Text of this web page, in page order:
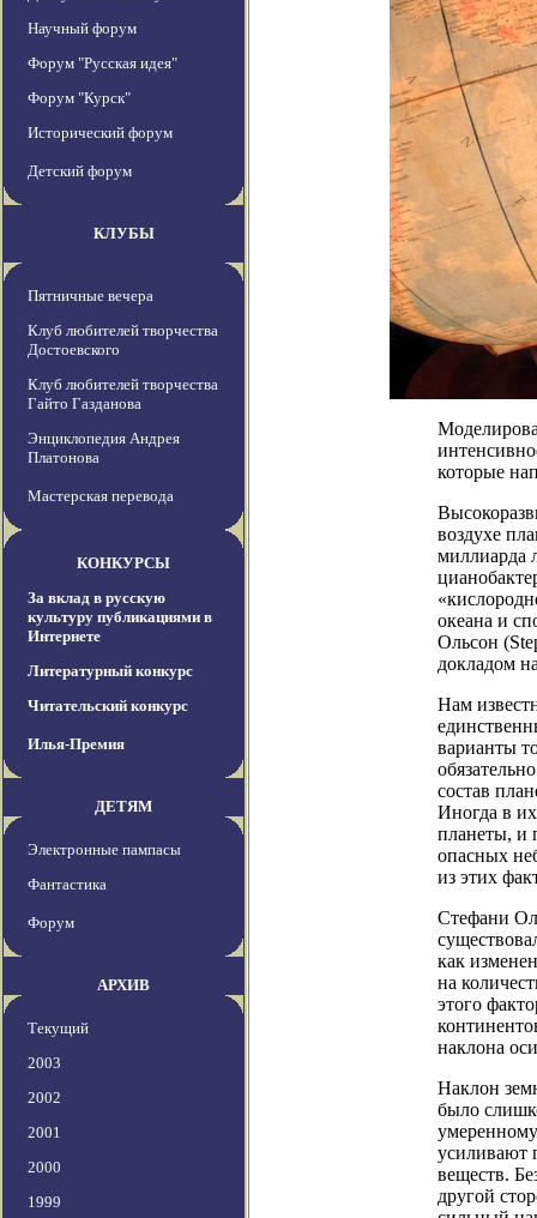
Научный форум
Форум "Русская идея"
Форум "Курск"
Исторический форум
Детский форум
КЛУБЫ
Пятничные вечера
Клуб любителей творчества
Достоевского
Клуб любителей творчества
Гайто Газданова
Энциклопедия Андрея
Платонова
Мастерская перевода
КОНКУРСЫ
За вклад в русскую
культуру публикациями в
Интернете
Литературный конкурс
Читательский конкурс
Илья-Премия
ДЕТЯМ
Электронные пампасы
Фантастика
Форум
АРХИВ
Текущий
2003
2002
2001
2000
1999
которые
воздухе
миллиарда
океана и
Ольсон
докладом
Нам
варианты
состав
Иногда в
планеты, и
опасных
из этих
Стефани
как
на
этого
наклона
Наклон
было
усиливают
веществ.
другой